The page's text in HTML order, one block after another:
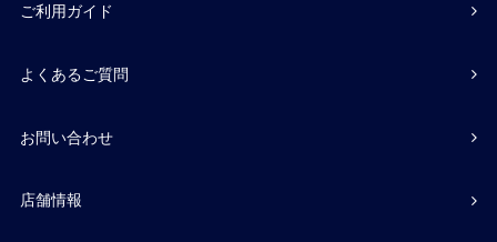
ご利用ガイド
よくあるご質問
お問い合わせ
店舗情報